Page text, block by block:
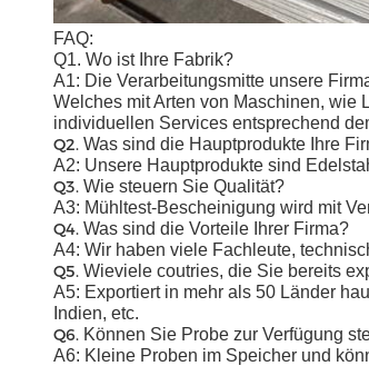
FAQ:
Q1. Wo ist Ihre Fabrik?
A1: Die Verarbeitungsmitte unsere
Welches mit Arten von Maschinen, wie
individuellen Services entsprechend
Q2. Was sind die Hauptprodukte Ihre
A2: Unsere Hauptprodukte sind
Q3. Wie steuern Sie Qualität?
A3: Mühltest-Bescheinigung wird mit
Q4. Was sind die Vorteile Ihrer Firma?
A4: Wir haben viele Fachleute,
Q5. Wieviele coutries, die Sie bereits
A5: Exportiert in mehr als 50 Länder
Indien, etc.
Q6. Können Sie Probe zur Verfügung
A6: Kleine Proben im Speicher und